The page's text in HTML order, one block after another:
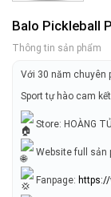
Balo Pickleball
Thông tin sản phẩm
Với 30 năm chuyên
Sport tự hào cam
Store: HOÀNG
Website full sản
Fanpage: